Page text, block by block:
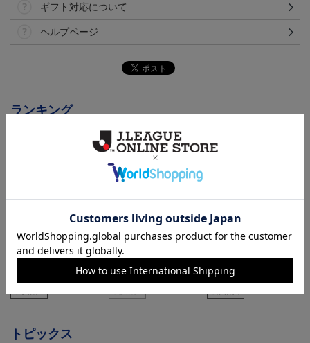
ギフト対応について
ヘルプページ
ランキング
トリニータサンシェード
ペンライト白（ニータンv
er.）
3,000円
3,960円
トピックス